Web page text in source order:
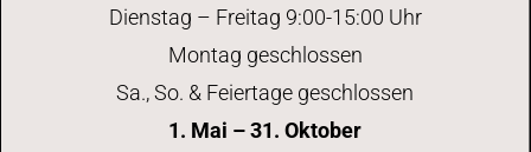
Dienstag – Freitag 9:00-15:00 Uhr
Montag geschlossen
Sa., So. & Feiertage geschlossen
1. Mai – 31. Oktober